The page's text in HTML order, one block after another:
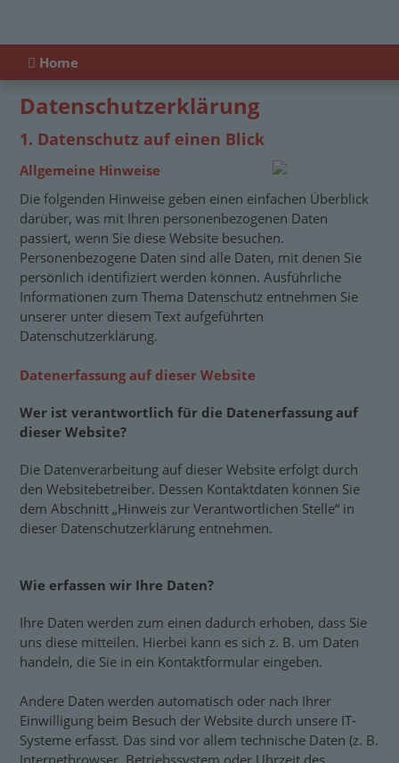
Home
Datenschutzerklärung
1. Datenschutz auf einen Blick
Allgemeine Hinweise
Die folgenden Hinweise geben einen einfachen Überblick
darüber, was mit Ihren personenbezogenen Daten
passiert, wenn Sie diese Website besuchen.
Personenbezogene Daten sind alle Daten, mit denen Sie
persönlich identifiziert werden können. Ausführliche
Informationen zum Thema Datenschutz entnehmen Sie
unserer unter diesem Text aufgeführten
Datenschutzerklärung.
Datenerfassung auf dieser Website
Wer ist verantwortlich für die Datenerfassung auf
dieser Website?
Die Datenverarbeitung auf dieser Website erfolgt durch
den Websitebetreiber. Dessen Kontaktdaten können Sie
dem Abschnitt „Hinweis zur Verantwortlichen Stelle“ in
dieser Datenschutzerklärung entnehmen.
Wie erfassen wir Ihre Daten?
Ihre Daten werden zum einen dadurch erhoben, dass Sie
uns diese mitteilen. Hierbei kann es sich z. B. um Daten
handeln, die Sie in ein Kontaktformular eingeben.
Andere Daten werden automatisch oder nach Ihrer
Einwilligung beim Besuch der Website durch unsere IT-
Systeme erfasst. Das sind vor allem technische Daten (z. B.
Internetbrowser, Betriebssystem oder Uhrzeit des